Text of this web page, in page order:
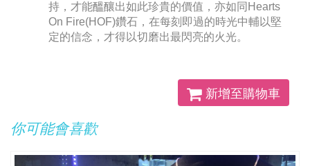
持，才能醞釀出如此珍貴的價值，亦如同Hearts
On Fire(HOF)鑽石，在每刻即過的時光中輔以堅
定的信念，才得以切磨出最閃亮的火光。
新增至購物車
你可能會喜歡